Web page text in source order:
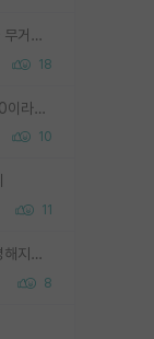
신생랩 1기 출신인데 신생랩은 줠라 무거운 바벨 같은거임. 들면 대박인데 못들면 깔려 죽음. 아무도 알려주지 않는 환경에서 자생해야하지만, 일단 살아남았다면 그 어떤 사람보다 악착같고 생존력 높은 사람으로 거듭날 수 있음
18
뭐 토익같은게 되버린거죠 토익 900이라고 영어잘하는건 아닙니다만 잘하는사람은 다 900을 넘는 그런
10
11
ㅋㅋㅋㅋㅋㅋ ㅠㅠ 그래서 일단 유명해지는게 중요한거같습니다
8